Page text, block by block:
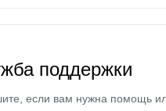
поддержки
если вам нужна помощь